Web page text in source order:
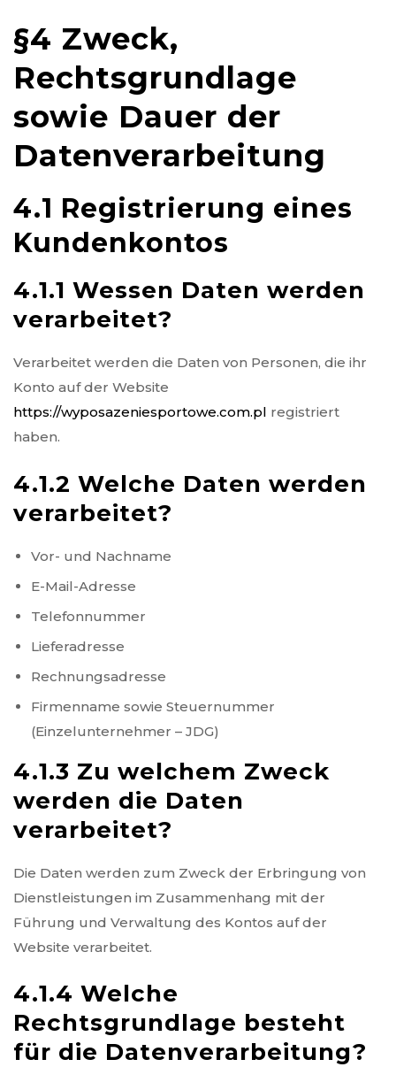
§4 Zweck,
Rechtsgrundlage
sowie Dauer der
Datenverarbeitung
4.1 Registrierung eines
Kundenkontos
4.1.1 Wessen Daten werden
verarbeitet?
Verarbeitet werden die Daten von Personen, die ihr
Konto auf der Website
https://wyposazeniesportowe.com.pl registriert
haben.
4.1.2 Welche Daten werden
verarbeitet?
Vor- und Nachname
E-Mail-Adresse
Telefonnummer
Lieferadresse
Rechnungsadresse
Firmenname sowie Steuernummer
(Einzelunternehmer – JDG)
4.1.3 Zu welchem Zweck
werden die Daten
verarbeitet?
Die Daten werden zum Zweck der Erbringung von
Dienstleistungen im Zusammenhang mit der
Führung und Verwaltung des Kontos auf der
Website verarbeitet.
4.1.4 Welche
Rechtsgrundlage besteht
für die Datenverarbeitung?